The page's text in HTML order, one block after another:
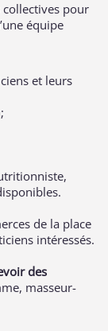
collectives pour
équipe
et leurs
de la place
intéressés.
des
masseur-